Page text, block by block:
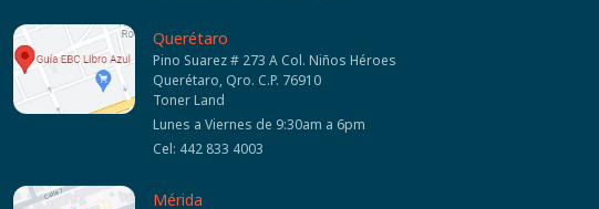
Querétaro
Pino Suarez # 273 A Col. Niños Héroes
Querétaro, Qro. C.P. 76910
Toner Land
Lunes a Viernes de 9:30am a 6pm
Cel: 442 833 4003
Mérida